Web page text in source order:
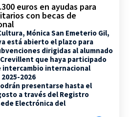
euros en ayudas para
con becas de
Mónica San Emeterio Gil,
está abierto el plazo para
dirigidas al alumnado
que haya participado
intercambio internacional
2026
presentarse hasta el
a través del Registro
Electrónica del